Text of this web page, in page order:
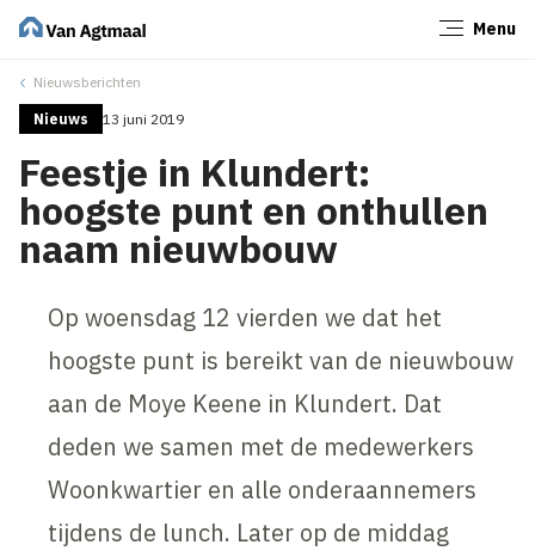
Menu
Nieuwsberichten
Nieuws 13 juni 2019
Feestje in Klundert:
hoogste punt en onthullen
naam nieuwbouw
Op woensdag 12 vierden we dat het
hoogste punt is bereikt van de nieuwbouw
aan de Moye Keene in Klundert. Dat
deden we samen met de medewerkers
Woonkwartier en alle onderaannemers
tijdens de lunch. Later op de middag
Sluiten